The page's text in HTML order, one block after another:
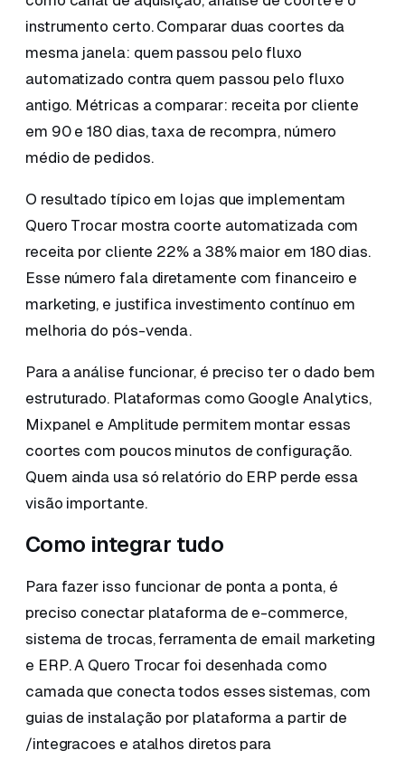
instrumento certo. Comparar duas coortes da
mesma janela: quem passou pelo fluxo
automatizado contra quem passou pelo fluxo
antigo. Métricas a comparar: receita por cliente
em 90 e 180 dias, taxa de recompra, número
médio de pedidos.
O resultado típico em lojas que implementam
Quero Trocar mostra coorte automatizada com
receita por cliente 22% a 38% maior em 180 dias.
Esse número fala diretamente com financeiro e
marketing, e justifica investimento contínuo em
melhoria do pós-venda.
Para a análise funcionar, é preciso ter o dado bem
estruturado. Plataformas como Google Analytics,
Mixpanel e Amplitude permitem montar essas
coortes com poucos minutos de configuração.
Quem ainda usa só relatório do ERP perde essa
visão importante.
Como integrar tudo
Para fazer isso funcionar de ponta a ponta, é
preciso conectar plataforma de e-commerce,
sistema de trocas, ferramenta de email marketing
e ERP. A Quero Trocar foi desenhada como
camada que conecta todos esses sistemas, com
guias de instalação por plataforma a partir de
/integracoes e atalhos diretos para